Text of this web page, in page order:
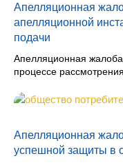
Апелляционная
апелляционной
подачи
Апелляционная
процессе
Апелляционная
успешной защиты в